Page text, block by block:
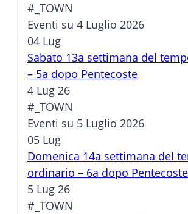
#_TOWN
Eventi su 4 Luglio 2026
04 Lug
Sabato 13a settimana del
– 5a dopo Pentecoste
4 Lug 26
#_TOWN
Eventi su 5 Luglio 2026
05 Lug
Domenica 14a settimana del
ordinario – 6a dopo Pentecoste
5 Lug 26
#_TOWN